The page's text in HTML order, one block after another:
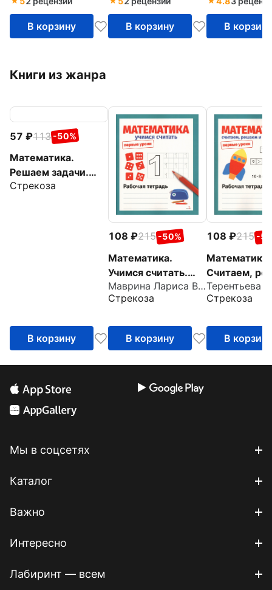
В корзину В корзину В корзину
Книги из жанра
57 113 -50%
Математика.
Решаем задачи.
Рабочая тетрадь
Стрекоза
В корзину
108 215 -50%
Математика.
Учимся считать.
Рабочая тетрадь
Маврина Лариса Викторовна
Стрекоза
В корзину
108 215 -
Математика.
Считаем,
сравниваем.
Рабочая
Терентьева
Стрекоза
В корзину
Мы в соцсетях
Каталог
Важно
Интересно
Лабиринт — всем